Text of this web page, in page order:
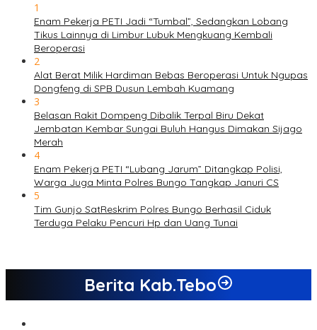
1
Enam Pekerja PETI Jadi “Tumbal”, Sedangkan Lobang
Tikus Lainnya di Limbur Lubuk Mengkuang Kembali
Beroperasi
2
Alat Berat Milik Hardiman Bebas Beroperasi Untuk Ngupas
Dongfeng di SPB Dusun Lembah Kuamang
3
Belasan Rakit Dompeng Dibalik Terpal Biru Dekat
Jembatan Kembar Sungai Buluh Hangus Dimakan Sijago
Merah
4
Enam Pekerja PETI “Lubang Jarum” Ditangkap Polisi,
Warga Juga Minta Polres Bungo Tangkap Januri CS
5
Tim Gunjo SatReskrim Polres Bungo Berhasil Ciduk
Terduga Pelaku Pencuri Hp dan Uang Tunai
Berita Kab.Tebo